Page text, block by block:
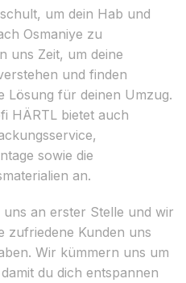
um dein Hab und
Osmaniye zu
uns Zeit, um deine
und finden
Lösung für deinen Umzug.
HÄRTL bietet auch
sowie die
an.
an erster Stelle und wir
zufriedene Kunden uns
Wir kümmern uns um
du dich entspannen